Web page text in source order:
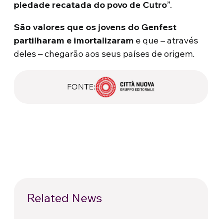
piedade recatada do povo de Cutro”.
São valores que os jovens do Genfest
partilharam e imortalizaram e que – através
deles – chegarão aos seus países de origem.
FONTE:
Related News